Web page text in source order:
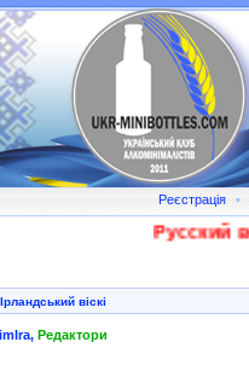
Реєстрація •
Русский
Ірландський віскі
, Редактори